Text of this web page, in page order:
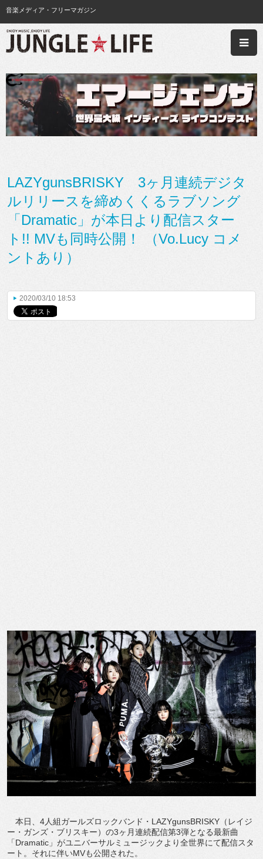
音楽メディア・フリーマガジン
LAZYgunsBRISKY 3ヶ月連続デジタ
ルリリースを締めくくるラブソング
「Dramatic」が本日より配信スター
ト!! MVも同時公開！ （Vo.Lucy コメ
ントあり）
2020/03/10 18:53
本日、4人組ガールズロックバンド・LAZYgunsBRISKY（レイジ
ー・ガンズ・ブリスキー）の3ヶ月連続配信第3弾となる最新曲
「Dramatic」がユニバーサルミュージックより全世界にて配信スタ
ート。それに伴いMVも公開された。